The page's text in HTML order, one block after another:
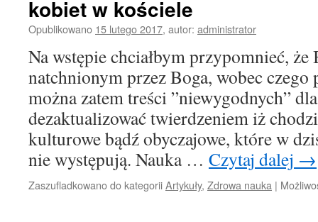
kobiet w kościele
Opublikowano 15 lutego 2017, autor: administrator
Na wstępie chciałbym przypomnieć,
natchnionym przez Boga, wobec czego
można zatem treści ”niewygodnych”
dezaktualizować twierdzeniem iż
kulturowe bądź obyczajowe, które w
nie występują. Nauka … Czytaj dalej →
Zaszufladkowano do kategoriiArtykuły, Zdrowa nauka |